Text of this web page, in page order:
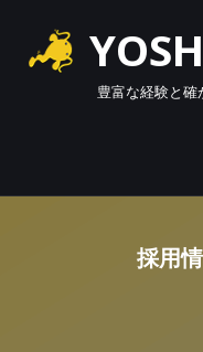
content
豊富な経験と
採用